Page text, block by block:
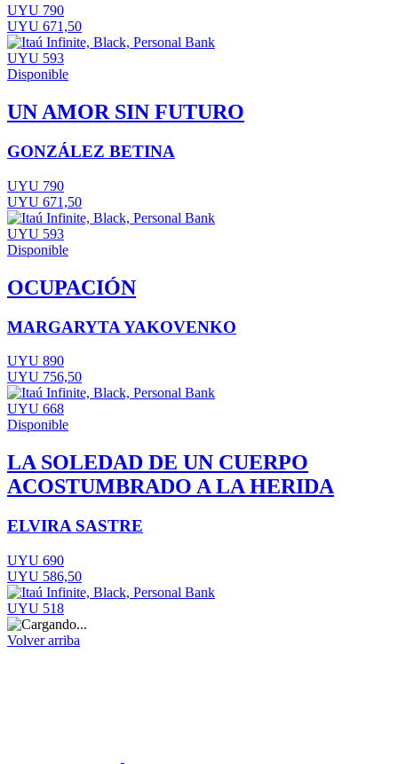
UYU 790
UYU 671,50
UYU 593
Disponible
UN AMOR SIN FUTURO
GONZÁLEZ BETINA
UYU 790
UYU 671,50
UYU 593
Disponible
OCUPACIÓN
MARGARYTA YAKOVENKO
UYU 890
UYU 756,50
UYU 668
Disponible
LA SOLEDAD DE UN CUERPO
ACOSTUMBRADO A LA HERIDA
ELVIRA SASTRE
UYU 690
UYU 586,50
UYU 518
Volver arriba